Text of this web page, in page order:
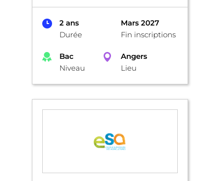
2 ans
Durée
Mars 2027
Fin inscriptions
Bac
Niveau
Angers
Lieu